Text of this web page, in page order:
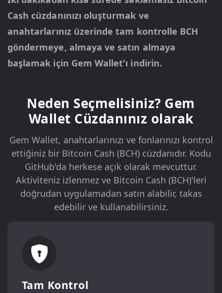
Cash cüzdanınızı oluşturmak ve
anahtarlarınız üzerinde tam kontrolle BCH
göndermeye, almaya ve satın almaya
başlamak için Gem Wallet'ı indirin.
Neden Seçmelisiniz? Gem
Wallet Cüzdanınız olarak
Gem Wallet, anahtarlarınızı ve fonlarınızı kontrol
ettiğiniz bir Bitcoin Cash (BCH) cüzdanıdır. Kodu
GitHub'da herkese açık olarak mevcuttur.
Aktiviteniz izlenmez ve Bitcoin Cash (BCH)'leri
doğrudan uygulamadan satın alabilir, takas
edebilir ve kullanabilirsiniz.
Tam Kontrol